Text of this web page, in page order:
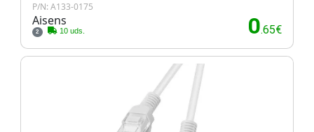
P/N: A133-0175
Aisens
2 10 uds. 0.65€